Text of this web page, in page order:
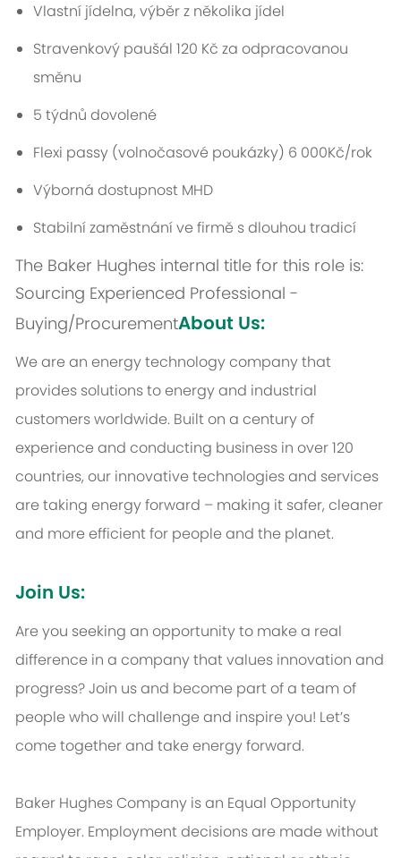
Vlastní jídelna, výběr z několika jídel
Stravenkový paušál 120 Kč za odpracovanou
směnu
5 týdnů dovolené
Flexi passy (volnočasové poukázky) 6 000Kč/rok
Výborná dostupnost MHD
Stabilní zaměstnání ve firmě s dlouhou tradicí
The Baker Hughes internal title for this role is:
Sourcing Experienced Professional -
Buying/ProcurementAbout Us:
We are an energy technology company that
provides solutions to energy and industrial
customers worldwide. Built on a century of
experience and conducting business in over 120
countries, our innovative technologies and services
are taking energy forward – making it safer, cleaner
and more efficient for people and the planet.
Join Us:
Are you seeking an opportunity to make a real
difference in a company that values innovation and
progress? Join us and become part of a team of
people who will challenge and inspire you! Let’s
come together and take energy forward.
Baker Hughes Company is an Equal Opportunity
Employer. Employment decisions are made without